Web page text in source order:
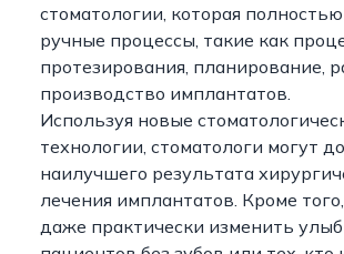
стоматологии, которая
ручные процессы, такие как
протезирования, планирование,
производство имплантатов.
Используя новые
технологии, стоматологи могут
наилучшего результата
лечения имплантатов. Кроме
даже практически изменить